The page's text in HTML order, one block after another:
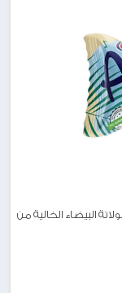
البيضاء الخالية من